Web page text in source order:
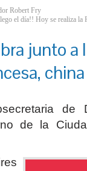
Robert Fry
el día!! Hoy se realiza la
junto a
de
de la